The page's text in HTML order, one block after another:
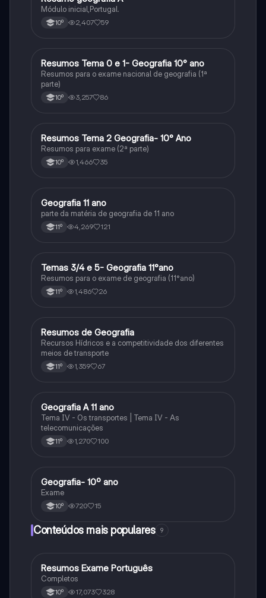
Módulo inicial,Portugal.
10º 2,407 59
Geografia
Resumos Tema 0 e 1- Geografia 10° ano
Resumos para o exame nacional de geografia (1ª
parte)
10º 3,257 86
Geografia
Resumos Tema 2 Geografia- 10° Ano
Resumos para exame (2ª parte)
10º 1,466 35
Geografia
Geografia 11 ano
parte da matéria de geografia de 11 ano
11º 4,269 121
Geografia
Temas 3/4 e 5- Geografia 11°ano
Resumos para o exame de geografia (11°ano)
11º 1,486 26
Geografia
Resumos de Geografia
Recursos Hídricos e a competitividade dos diferentes
meios de transporte
11º 1,359 67
Geografia
Geografia A 11 ano
Tema IV - Os transportes | Tema IV - As
telecomunicações
11º 1,270 100
Geografia
Geografia- 10º ano
Exame
10º 720 15
Conteúdos mais populares 9
Português
Resumos Exame Português
Completos
10º 17,073 328